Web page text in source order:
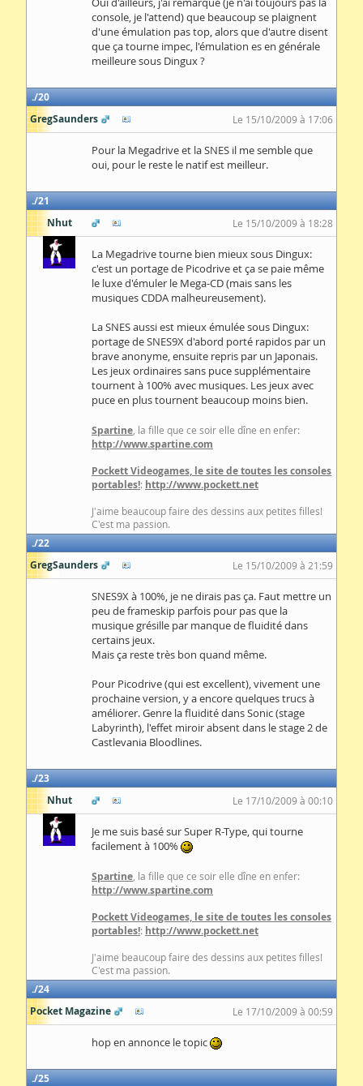
console, je l'attend) que beaucoup se plaignent
d'une émulation pas top, alors que d'autre disent
que ça tourne impec, l'émulation es en générale
meilleure sous Dingux ?
20
GregSaunders
Le 15/10/2009 à 17:06
Pour la Megadrive et la SNES il me semble que
oui, pour le reste le natif est meilleur.
21
Nhut
Le 15/10/2009 à 18:28
La Megadrive tourne bien mieux sous Dingux:
c'est un portage de Picodrive et ça se paie même
le luxe d'émuler le Mega-CD (mais sans les
musiques CDDA malheureusement).
La SNES aussi est mieux émulée sous Dingux:
portage de SNES9X d'abord porté rapidos par un
brave anonyme, ensuite repris par un Japonais.
Les jeux ordinaires sans puce supplémentaire
tournent à 100% avec musiques. Les jeux avec
puce en plus tournent beaucoup moins bien.
Spartine , la fille que ce soir elle dîne en enfer:
http://www.spartine.com
Pockett Videogames, le site de toutes les consoles
portables!: http://www.pockett.net
J'aime beaucoup faire des dessins aux petites filles!
C'est ma passion.
22
GregSaunders
Le 15/10/2009 à 21:59
SNES9X à 100%, je ne dirais pas ça. Faut mettre un
peu de frameskip parfois pour pas que la
musique grésille par manque de fluidité dans
certains jeux.
Mais ça reste très bon quand même.
Pour Picodrive (qui est excellent), vivement une
prochaine version, y a encore quelques trucs à
améliorer. Genre la fluidité dans Sonic (stage
Labyrinth), l'effet miroir absent dans le stage 2 de
Castlevania Bloodlines.
23
Nhut
Le 17/10/2009 à 00:10
Je me suis basé sur Super R-Type, qui tourne
facilement à 100%
Spartine , la fille que ce soir elle dîne en enfer:
http://www.spartine.com
Pockett Videogames, le site de toutes les consoles
portables!: http://www.pockett.net
J'aime beaucoup faire des dessins aux petites filles!
C'est ma passion.
24
Pocket Magazine
Le 17/10/2009 à 00:59
hop en annonce le topic
25